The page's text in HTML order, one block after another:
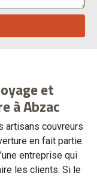
et
à Abzac
artisans couvreurs
en fait partie.
entreprise qui
les clients. Si le